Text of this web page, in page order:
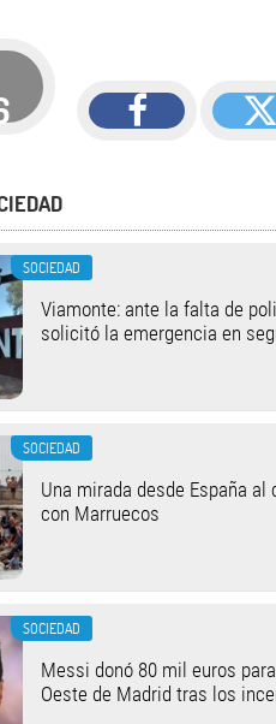
SOCIEDAD
Viamonte: ante la falta de
solicitó la emergencia en
SOCIEDAD
Una mirada desde España
con Marruecos
SOCIEDAD
Messi donó 80 mil euros
Oeste de Madrid tras los